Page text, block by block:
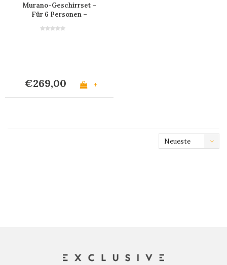
Murano-Geschirrset –
Für 6 Personen –
€269,00 +
Neueste